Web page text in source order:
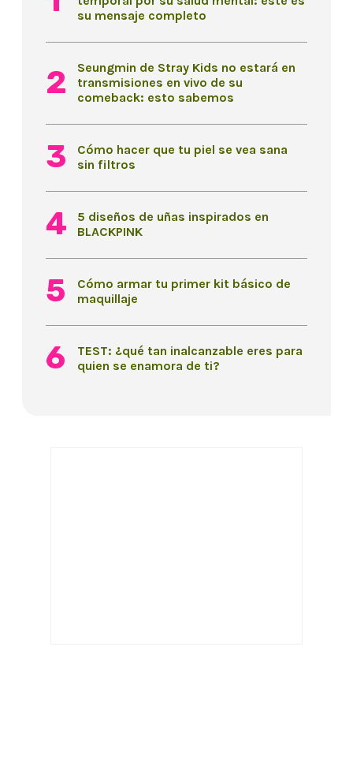
su mensaje completo
Seungmin de Stray Kids no estará en
transmisiones en vivo de su
comeback: esto sabemos
Cómo hacer que tu piel se vea sana
sin filtros
5 diseños de uñas inspirados en
BLACKPINK
Cómo armar tu primer kit básico de
maquillaje
TEST: ¿qué tan inalcanzable eres para
quien se enamora de ti?